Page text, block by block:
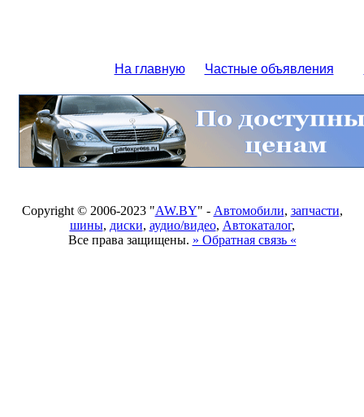
На главную Частные объявления
Copyright © 2006-2023 "AW.BY" - Автомобили, запчасти,
шины, диски, аудио/видео, Автокаталог,
Все права защищены. » Обратная связь «